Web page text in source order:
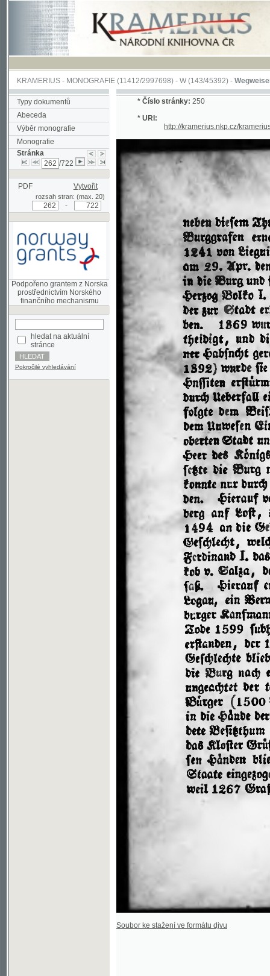
KRAMERIUS-MONOGRAFIE(11412/2997698) -W (143/45392)-Wegweiser durch
Typy dokumentů
Abeceda
Výběr monografie
Monografie
Stránka
/722
PDF Vytvořit
rozsah stran: (max. 20)
Podpořeno grantem z Norska
prostřednictvím Norského
hledat na aktuální
stránce
Pokročilé vyhledávání
http://kramerius.nkp.cz/kramerius/